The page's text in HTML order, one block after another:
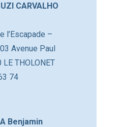
CARVALHO
l’Escapade –
Avenue Paul
THOLONET
74
Benjamin